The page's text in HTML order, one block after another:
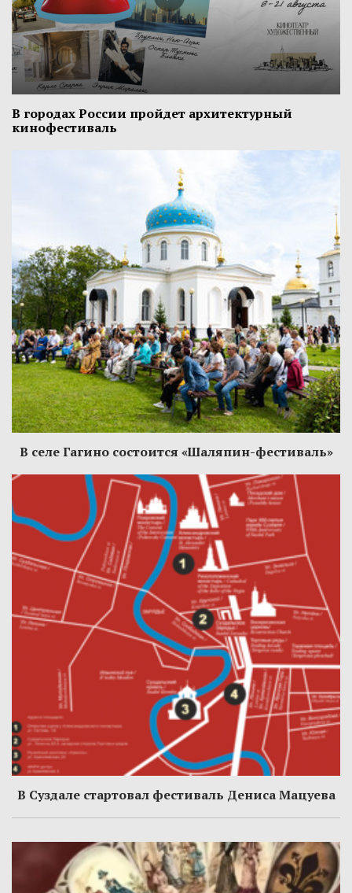
В городах России пройдет архитектурный
кинофестиваль
В селе Гагино состоится «Шаляпин-фестиваль»
В Суздале стартовал фестиваль Дениса Мацуева